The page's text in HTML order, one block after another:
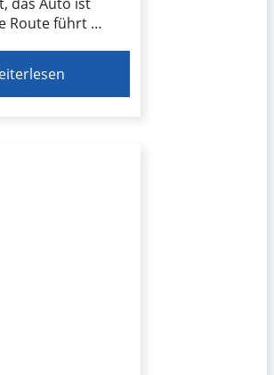
Route führt …